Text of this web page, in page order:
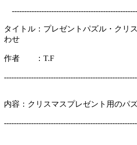
タイトル：プレゼントパズル・クリ
わせ
作者 ：T.F
内容：クリスマスプレゼント用のパ